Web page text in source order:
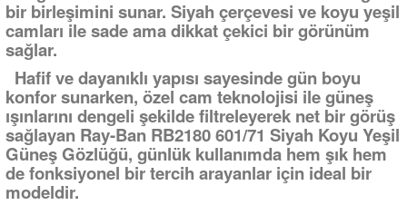
bir birleşimini sunar. Siyah çerçevesi ve koyu yeşil
camları ile sade ama dikkat çekici bir görünüm
sağlar.
Hafif ve dayanıklı yapısı sayesinde gün boyu
konfor sunarken, özel cam teknolojisi ile güneş
ışınlarını dengeli şekilde filtreleyerek net bir görüş
sağlayan Ray-Ban RB2180 601/71 Siyah Koyu Yeşil
Güneş Gözlüğü, günlük kullanımda hem şık hem
de fonksiyonel bir tercih arayanlar için ideal bir
modeldir.